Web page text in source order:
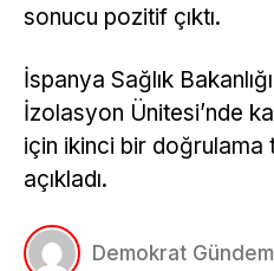
sonucu pozitif çıktı.
İspanya Sağlık
İzolasyon Ünitesi’nde
için ikinci bir doğrulama
açıkladı.
Demokrat Gündem